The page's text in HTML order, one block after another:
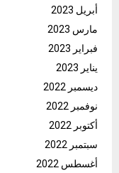
أبريل 2023
مارس 2023
فبراير 2023
يناير 2023
ديسمبر 2022
نوفمبر 2022
أكتوبر 2022
سبتمبر 2022
أغسطس 2022